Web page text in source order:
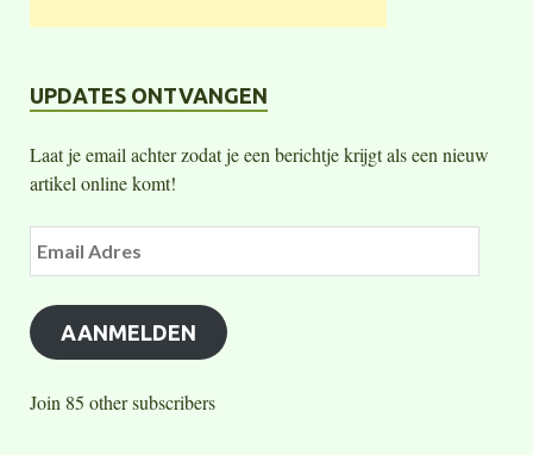
UPDATES ONTVANGEN
Laat je email achter zodat je een berichtje krijgt als een nieuw
artikel online komt!
AANMELDEN
Join 85 other subscribers